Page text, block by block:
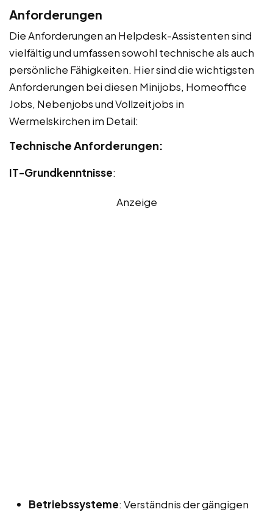
Anforderungen
Die Anforderungen an Helpdesk-Assistenten sind
vielfältig und umfassen sowohl technische als auch
persönliche Fähigkeiten. Hier sind die wichtigsten
Anforderungen bei diesen Minijobs, Homeoffice
Jobs, Nebenjobs und Vollzeitjobs in
Wermelskirchen im Detail:
Technische Anforderungen:
IT-Grundkenntnisse:
Anzeige
Betriebssysteme: Verständnis der gängigen